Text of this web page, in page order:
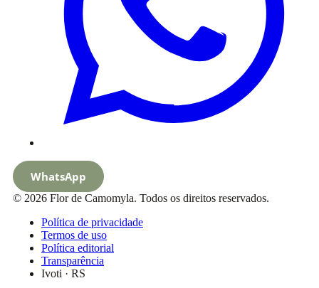
WhatsApp
© 2026 Flor de Camomyla. Todos os direitos reservados.
Política de privacidade
Termos de uso
Política editorial
Transparência
Ivoti · RS